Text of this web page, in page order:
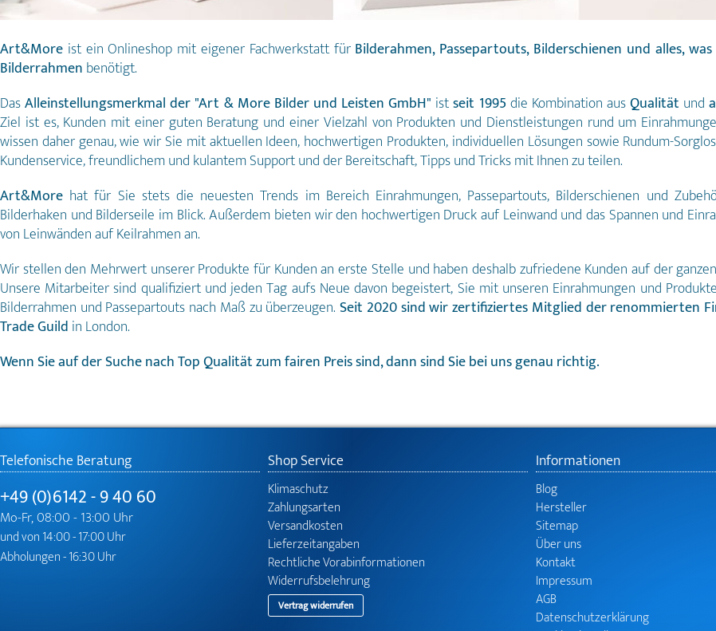
Art&More ist ein Onlineshop mit eigener Fachwerkstatt für Bilderahmen, Passepartouts, Bilderschienen und alles,
Bilderrahmen benötigt.
DasAlleinstellungsmerkmal der "Art & More Bilder und Leisten GmbH" istseit 1995 die Kombination ausQualität und
Ziel ist es, Kunden mit einer guten Beratung und einer Vielzahl von Produkten und Dienstleistungen rund um
wissen daher genau, wie wir Sie mit aktuellen Ideen, hochwertigen Produkten, individuellen Lösungen sowie Rundum-
Kundenservice, freundlichem und kulantem Support und der Bereitschaft, Tipps und Tricks mit Ihnen zu teilen.
Art&More hat für Sie stets die neuesten Trends im Bereich Einrahmungen, Passepartouts, Bilderschienen und
Bilderhaken und Bilderseile im Blick. Außerdem bieten wir den hochwertigen Druck auf Leinwand und das Spannen und
von Leinwänden auf Keilrahmen an.
Wir stellen den Mehrwert unserer Produkte für Kunden an erste Stelle und haben deshalb zufriedene Kunden auf der
Unsere Mitarbeiter sind qualifiziert und jeden Tag aufs Neue davon begeistert, Sie mit unseren Einrahmungen und
Bilderrahmen und Passepartouts nach Maß zu überzeugen.Seit 2020 sind wir zertifiziertes Mitglied der renommierten
Trade Guild in London.
Wenn Sie auf der Suche nach Top Qualität zum fairen Preis sind, dann sind Sie bei uns genau richtig.
Telefonische Beratung
+49 (0)6142 - 9 40 60
Mo-Fr, 08:00 - 13:00 Uhr
und von 14:00 - 17:00 Uhr
Abholungen - 16:30 Uhr
Shop Service
Klimaschutz
Zahlungsarten
Versandkosten
Lieferzeitangaben
Rechtliche Vorabinformationen
Widerrufsbelehrung
Vertrag widerrufen
Informationen
Blog
Hersteller
Sitemap
Über uns
Kontakt
Impressum
AGB
Datenschutzerklärung